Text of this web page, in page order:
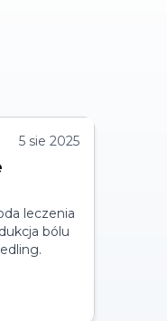
5 sie 2025
leczenia
bólu